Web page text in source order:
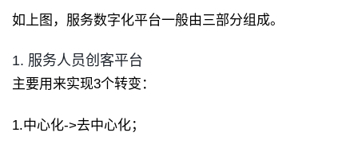
如上图，服务数字化平台一般由三部分组成。
1. 服务人员创客平台
主要用来实现3个转变：
1.中心化->去中心化；